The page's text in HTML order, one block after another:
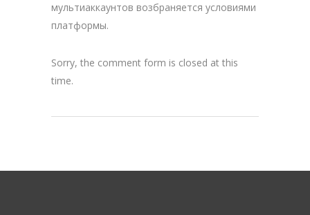
мультиаккаунтов возбраняется условиями
платформы.
Sorry, the comment form is closed at this
time.